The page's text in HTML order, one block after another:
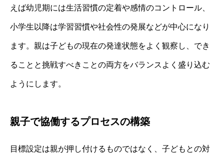
えば幼児期には生活習慣の定着や感情のコントロール、
小学生以降は学習習慣や社会性の発展などが中心になり
ます。親は子どもの現在の発達状態をよく観察し、でき
ることと挑戦すべきことの両方をバランスよく盛り込む
ようにします。
親子で協働するプロセスの構築
目標設定は親が押し付けるものではなく、子どもとの対